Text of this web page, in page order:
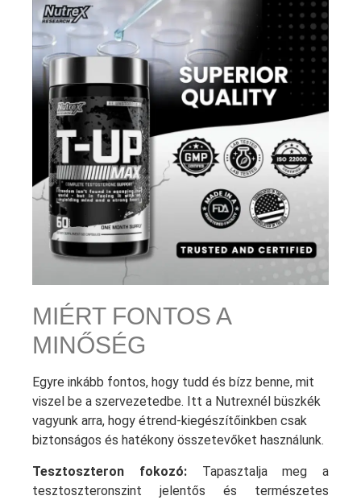
MIÉRT FONTOS A
MINŐSÉG
Egyre inkább fontos, hogy tudd és bízz benne, mit
viszel be a szervezetedbe. Itt a Nutrexnél büszkék
vagyunk arra, hogy étrend-kiegészítőinkben csak
biztonságos és hatékony összetevőket használunk.
Tesztoszteron fokozó: Tapasztalja meg a
tesztoszteronszint jelentős és természetes